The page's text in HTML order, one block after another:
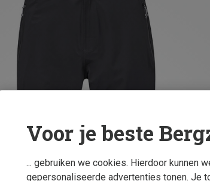
Voor je beste
... gebruiken we cookies. Hierdoor kunnen
gepersonaliseerde advertenties tonen. Je